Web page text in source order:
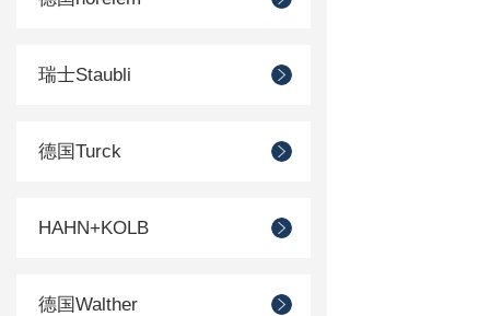
瑞士Staubli
德国Turck
HAHN+KOLB
德国Walther